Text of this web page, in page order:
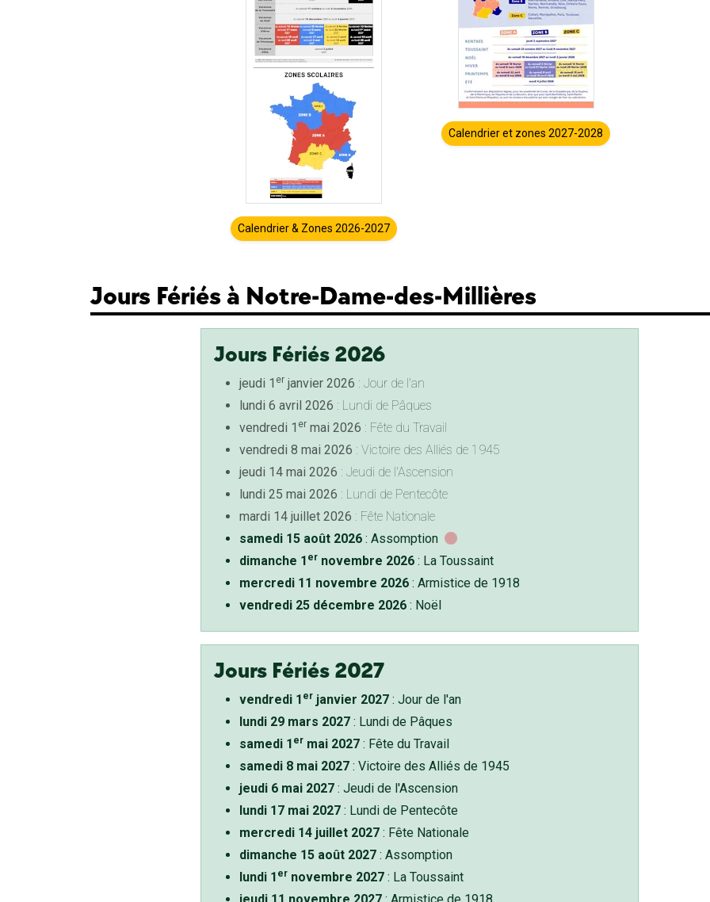
Calendrier & Zones 2026-2027
Calendrier et zones 2027-2028
Jours Fériés à Notre-Dame-des-Millières
Jours Fériés 2026
jeudi 1 erjanvier 2026 : Jour de l'an
lundi 6 avril 2026 : Lundi de Pâques
vendredi 1 ermai 2026 : Fête du Travail
vendredi 8 mai 2026 : Victoire des Alliés de 1945
jeudi 14 mai 2026 : Jeudi de l'Ascension
lundi 25 mai 2026 : Lundi de Pentecôte
mardi 14 juillet 2026 : Fête Nationale
samedi 15 août 2026: Assomption
dimanche 1 ernovembre 2026: La Toussaint
mercredi 11 novembre 2026: Armistice de 1918
vendredi 25 décembre 2026: Noël
Jours Fériés 2027
vendredi 1 erjanvier 2027: Jour de l'an
lundi 29 mars 2027: Lundi de Pâques
samedi 1 ermai 2027: Fête du Travail
samedi 8 mai 2027: Victoire des Alliés de 1945
jeudi 6 mai 2027: Jeudi de l'Ascension
lundi 17 mai 2027: Lundi de Pentecôte
mercredi 14 juillet 2027: Fête Nationale
dimanche 15 août 2027: Assomption
lundi 1 ernovembre 2027: La Toussaint
jeudi 11 novembre 2027: Armistice de 1918